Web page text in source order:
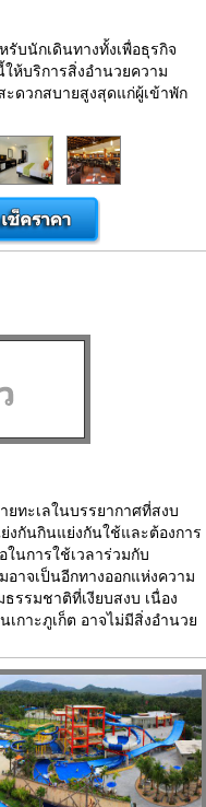
บนักเดินทางทั้งเพื่อธุรกิจ
ห้บริการสิ่งอำนวยความ
ดวกสบายสูงสุดแก่ผู้เข้าพัก
ทะเลในบรรยากาศที่สงบ
กันกินแย่งกันใช้และต้องการ
นการใช้เวลาร่วมกับ
าจเป็นอีกทางออกแห่งความ
รรมชาติที่เงียบสงบ เนื่อง
กาะภูเก็ต อาจไม่มีสิ่งอำนวย